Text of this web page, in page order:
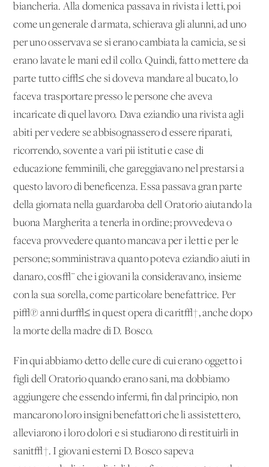
biancheria. Alla domenica passava in rivista i letti, poi
come un generale d'armata, schierava gli alunni, ad uno
per uno osservava se si erano cambiata la camicia, se si
erano lavate le mani ed il collo. Quindi, fatto mettere da
parte tutto ci√≤ che si doveva mandare al bucato, lo
faceva trasportare presso le persone che aveva
incaricate di quel lavoro. Dava eziandio una rivista agli
abiti per vedere se abbisognassero d'essere riparati,
ricorrendo, sovente a vari pii istituti e case di
educazione femminili, che gareggiavano nel prestarsi a
questo lavoro di beneficenza. Essa passava gran parte
della giornata nella guardaroba dell'Oratorio aiutando la
buona Margherita a tenerla in ordine; provvedeva o
faceva provvedere quanto mancava per i letti e per le
persone; somministrava quanto poteva eziandio aiuti in
danaro, cos√¨ che i giovani la consideravano, insieme
con la sua sorella, come particolare benefattrice. Per
pi√π anni dur√≤ in quest'opera di carit√†, anche dopo
la morte della madre di D. Bosco.
Fin qui abbiamo detto delle cure di cui erano oggetto i
figli dell'Oratorio quando erano sani, ma dobbiamo
aggiungere che essendo infermi, fin dal principio, non
mancarono loro insigni benefattori che li assistettero,
alleviarono i loro dolori e si studiarono di restituirli in
sanit√†. I giovani esterni D. Bosco sapeva